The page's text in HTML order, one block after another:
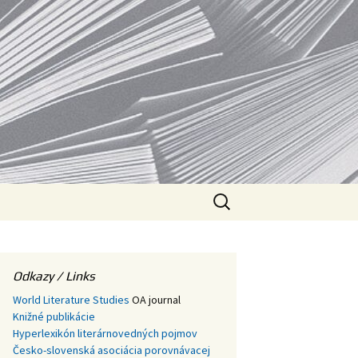
Hľadať:
Odkazy / Links
World Literature Studies OA journal
Knižné publikácie
Hyperlexikón literárnovedných pojmov
Česko-slovenská asociácia porovnávacej